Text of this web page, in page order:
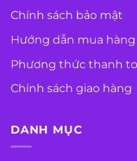
Chính sách bảo mật
Hướng dẫn mua hàng
Phương thức thanh
Chính sách giao hàng
DANH MỤC